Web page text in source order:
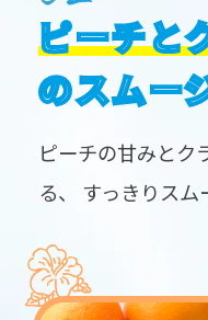
ピーチと
のスムー
ピーチの甘みとク
る、
すっきりスム